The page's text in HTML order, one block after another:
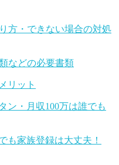
方・できない場合の対処
などの必要書類
リット
ン・月収100万は誰でも
も家族登録は大丈夫！